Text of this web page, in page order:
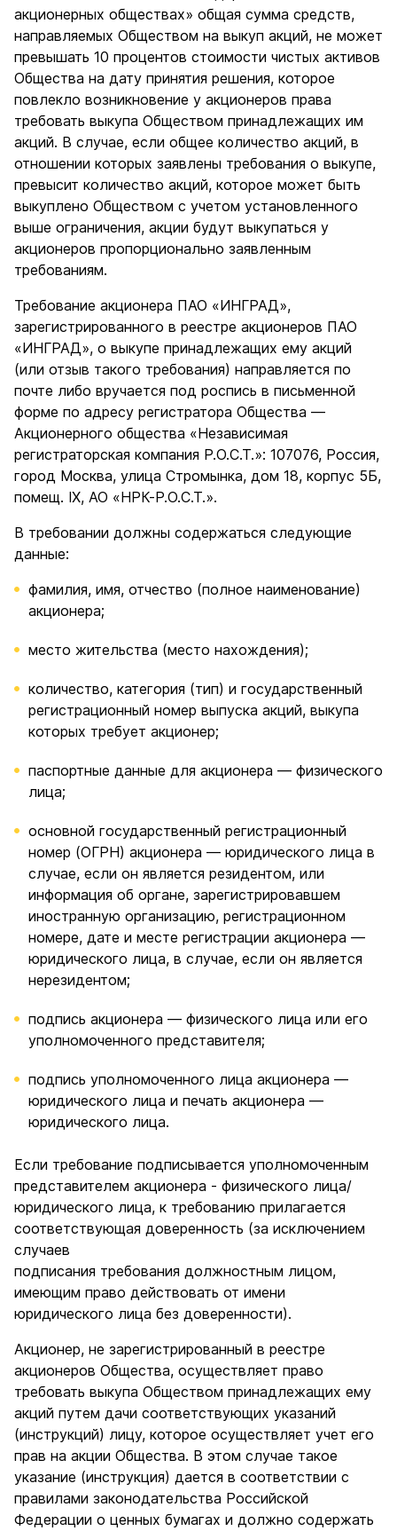
акционерных обществах» общая сумма средств,
направляемых Обществом на выкуп акций, не может
превышать 10 процентов стоимости чистых активов
Общества на дату принятия решения, которое
повлекло возникновение у акционеров права
требовать выкупа Обществом принадлежащих им
акций. В случае, если общее количество акций, в
отношении которых заявлены требования о выкупе,
превысит количество акций, которое может быть
выкуплено Обществом с учетом установленного
выше ограничения, акции будут выкупаться у
акционеров пропорционально заявленным
требованиям.
Требование акционера ПАО «ИНГРАД»,
зарегистрированного в реестре акционеров ПАО
«ИНГРАД», о выкупе принадлежащих ему акций
(или отзыв такого требования) направляется по
почте либо вручается под роспись в письменной
форме по адресу регистратора Общества —
Акционерного общества «Независимая
регистраторская компания Р.О.С.Т.»: 107076, Россия,
город Москва, улица Стромынка, дом 18, корпус 5Б,
помещ. IX, АО «НРК-Р.О.С.Т.».
В требовании должны содержаться следующие
данные:
фамилия, имя, отчество (полное наименование)
акционера;
место жительства (место нахождения);
количество, категория (тип) и государственный
регистрационный номер выпуска акций, выкупа
которых требует акционер;
паспортные данные для акционера — физического
лица;
основной государственный регистрационный
номер (ОГРН) акционера — юридического лица в
случае, если он является резидентом, или
информация об органе, зарегистрировавшем
иностранную организацию, регистрационном
номере, дате и месте регистрации акционера —
юридического лица, в случае, если он является
нерезидентом;
подпись акционера — физического лица или его
уполномоченного представителя;
подпись уполномоченного лица акционера —
юридического лица и печать акционера —
юридического лица.
Если требование подписывается уполномоченным
представителем акционера - физического лица/
юридического лица, к требованию прилагается
соответствующая доверенность (за исключением
случаев
подписания требования должностным лицом,
имеющим право действовать от имени
юридического лица без доверенности).
Акционер, не зарегистрированный в реестре
акционеров Общества, осуществляет право
требовать выкупа Обществом принадлежащих ему
акций путем дачи соответствующих указаний
(инструкций) лицу, которое осуществляет учет его
прав на акции Общества. В этом случае такое
указание (инструкция) дается в соответствии с
правилами законодательства Российской
Федерации о ценных бумагах и должно содержать